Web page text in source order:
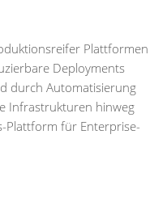
Plattformen
Deployments
durch Automatisierung
Infrastrukturen hinweg
Plattform für Enterprise-